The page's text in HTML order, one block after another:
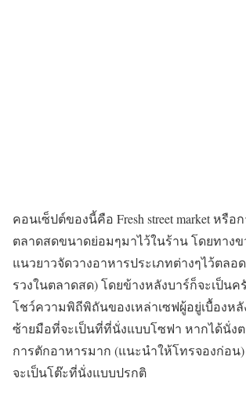
คอนเซ็ปต์ของนี้คือ Fresh street market หรือ
ตลาดสดขนาดย่อมๆมาไว้ในร้าน โดยทางข
แนวยาวจัดวางอาหารประเภทต่างๆไว้ตลอ
รวงในตลาดสด) โดยข้างหลังบาร์ก็จะเป็นค
โชว์ความพิถีพิถันของเหล่าเซฟผู้อยู่เบื้องห
ซ้ายมือที่จะเป็นที่ที่นั่งแบบโซฟา หากได้นั่ง
การตักอาหารมาก (แนะนำให้โทรจองก่อน
จะเป็นโต๊ะที่นั่งแบบปรกติ